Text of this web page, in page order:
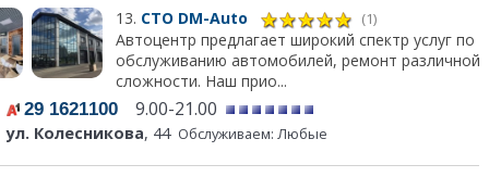
13. СТО DM-Auto (1)
Автоцентр предлагает широкий спектр услуг по
обслуживанию автомобилей, ремонт различной
сложности. Наш прио...
29 1621100 9.00-21.00
ул. Колесникова, 44 Обслуживаем: Любые